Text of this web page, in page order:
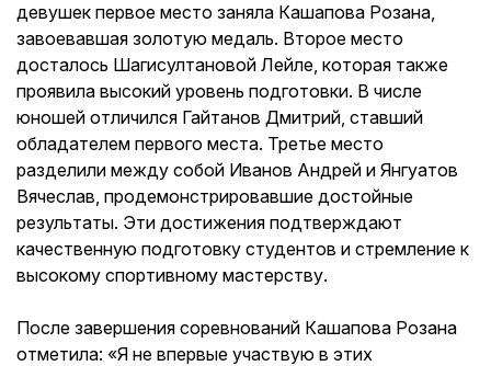
девушек первое место заняла Кашапова Розана,
завоевавшая золотую медаль. Второе место
досталось Шагисултановой Лейле, которая также
проявила высокий уровень подготовки. В числе
юношей отличился Гайтанов Дмитрий, ставший
обладателем первого места. Третье место
разделили между собой Иванов Андрей и Янгуатов
Вячеслав, продемонстрировавшие достойные
результаты. Эти достижения подтверждают
качественную подготовку студентов и стремление к
высокому спортивному мастерству.
После завершения соревнований Кашапова Розана
отметила: «Я не впервые участвую в этих